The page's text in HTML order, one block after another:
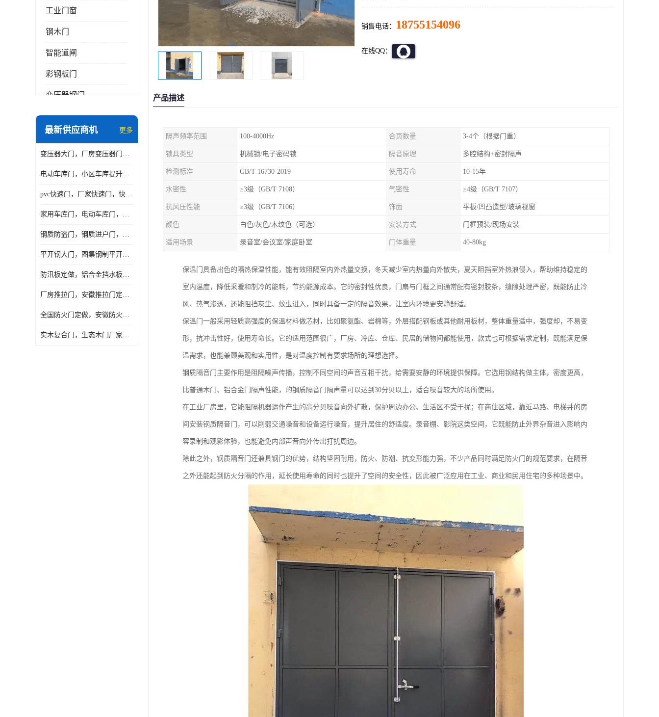
工业门窗
钢木门
智能道闸
彩钢板门
变压器钢门
非标门
抗爆门
快速门
最新供应商机 更多
变压器大门，厂房变压器门，配电所钢大门，变压器室钢大门
电动车库门，小区车库提升门，安徽提升门厂家，工业滑升门
pvc快速门，厂家快速门，快速卷帘门，感应快速门
家用车库门，电动车库门，车库滑升门，车库门安装
钢质防盗门，钢质进户门，钢质非标门厂家
平开钢大门，图集钢制平开门，厂房平开大门
防汛板定做，铝合金挡水板门，地库挡水板
厂房推拉门，安徽推拉门定做，夹芯板平移大门
全国防火门定做，安徽防火门批发，防火门价格
实木复合门，生态木门厂家，免漆门定做，安徽木门厂家直销
销售电话： 18755154096
在线QQ：
产品描述
隔声频率范围 100-4000Hz 合页数量 3-4个（根据门重）
锁具类型 机械锁/电子密码锁 隔音原理 多腔结构+密封隔声
检测标准 GB/T 16730-2019 使用寿命 10-15年
水密性 ≥3级（GB/T 7108） 气密性 ≥4级（GB/T 7107）
抗风压性能 ≥3级（GB/T 7106） 饰面 平板/凹凸造型/玻璃视窗
颜色 白色/灰色/木纹色（可选） 安装方式 门框预装/现场安装
适用场景 录音室/会议室/家庭卧室 门体重量 40-80kg
保温门具备出色的隔热保温性能，能有效阻隔室内外热量交换，冬天减少室内热量向外散失，夏天阻挡室外热浪侵入，帮助维持稳定的
室内温度，降低采暖和制冷的能耗，节约能源成本。它的密封性优良，门扇与门框之间通常配有密封胶条，缝隙处理严密，既能防止冷
风、热气渗透，还能阻挡灰尘、蚊虫进入，同时具备一定的隔音效果，让室内环境更安静舒适。
保温门一般采用轻质高强度的保温材料做芯材，比如聚氨酯、岩棉等，外层搭配钢板或其他耐用板材，整体重量适中，强度却，不易变
形，抗冲击性好，使用寿命长。它的适用范围很广，厂房、冷库、仓库、民居的储物间都能使用，款式也可根据需求定制，既能满足保
温需求，也能兼顾美观和实用性，是对温度控制有要求场所的理想选择。
钢质隔音门主要作用是阻隔噪声传播，控制不同空间的声音互相干扰，给需要安静的环境提供保障。它选用钢结构做主体，密度更高，
比普通木门、铝合金门隔声性能，的钢质隔音门隔声量可以达到30分贝以上，适合噪音较大的场所使用。
在工业厂房里，它能阻隔机器运作产生的高分贝噪音向外扩散，保护周边办公、生活区不受干扰；在商住区域，靠近马路、电梯井的房
间安装钢质隔音门，可以削弱交通噪音和设备运行噪音，提升居住的舒适度。录音棚、影院这类空间，它既能防止外界杂音进入影响内
容录制和观影体验，也能避免内部声音向外传出打扰周边。
除此之外，钢质隔音门还兼具钢门的优势，结构坚固耐用，防火、防潮、抗变形能力强，不少产品同时满足防火门的规范要求，在隔音
之外还能起到防火分隔的作用，延长使用寿命的同时也提升了空间的安全性，因此被广泛应用在工业、商业和民用住宅的多种场景中。